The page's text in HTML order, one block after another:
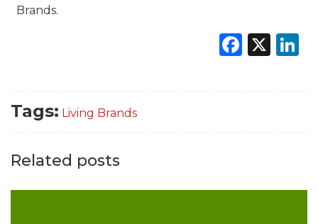
Brands.
X
Tags: Living Brands
Related posts